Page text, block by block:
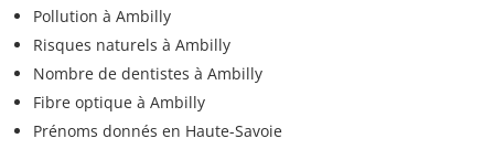
Pollution à Ambilly
Risques naturels à Ambilly
Nombre de dentistes à Ambilly
Fibre optique à Ambilly
Prénoms donnés en Haute-Savoie